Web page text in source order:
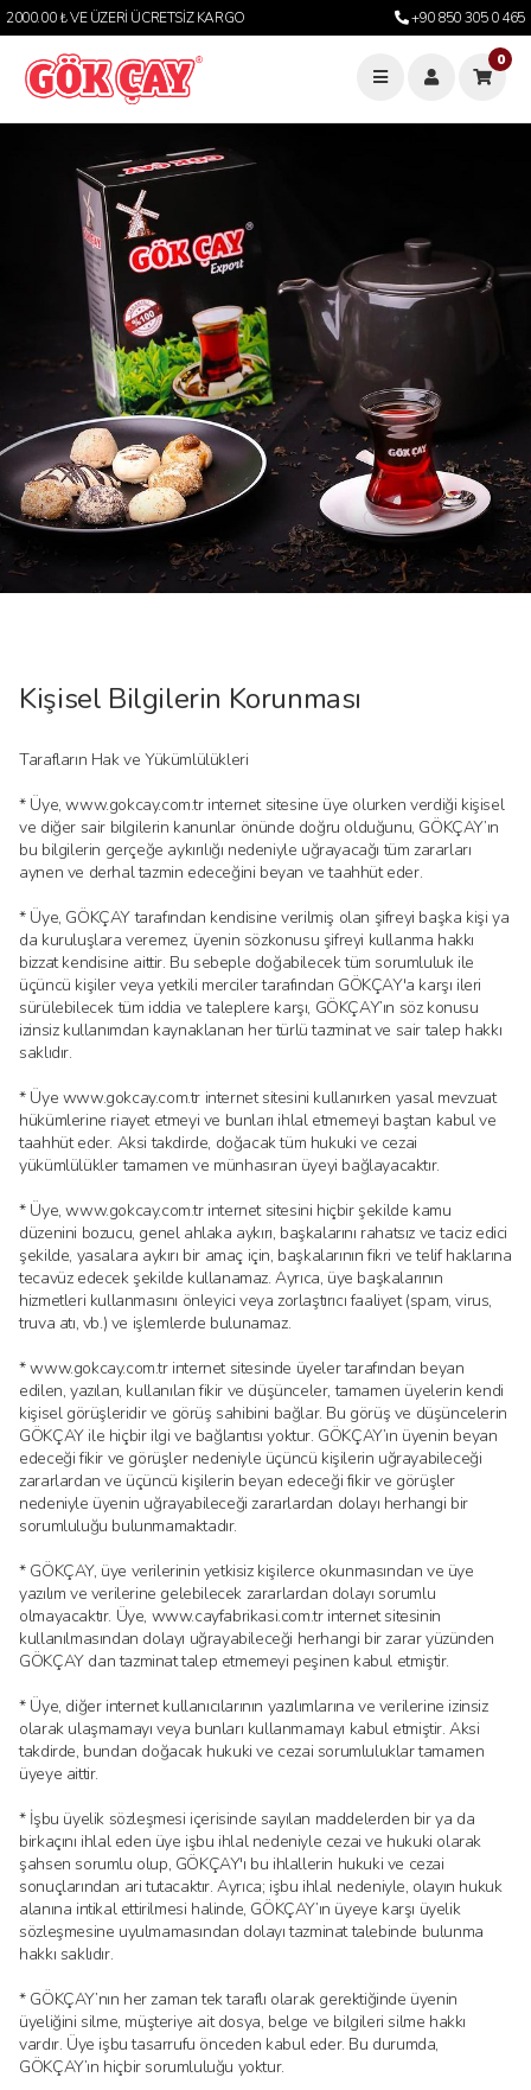
2000.00 ₺ VE ÜZERİ ÜCRETSİZ KARGO +90 850 305 0 465
0
Kişisel Bilgilerin Korunması
Tarafların Hak ve Yükümlülükleri
* Üye, www.gokcay.com.tr internet sitesine üye olurken verdiği kişisel
ve diğer sair bilgilerin kanunlar önünde doğru olduğunu, GÖKÇAY’ın
bu bilgilerin gerçeğe aykırılığı nedeniyle uğrayacağı tüm zararları
aynen ve derhal tazmin edeceğini beyan ve taahhüt eder.
* Üye, GÖKÇAY tarafından kendisine verilmiş olan şifreyi başka kişi ya
da kuruluşlara veremez, üyenin sözkonusu şifreyi kullanma hakkı
bizzat kendisine aittir. Bu sebeple doğabilecek tüm sorumluluk ile
üçüncü kişiler veya yetkili merciler tarafından GÖKÇAY'a karşı ileri
sürülebilecek tüm iddia ve taleplere karşı, GÖKÇAY’ın söz konusu
izinsiz kullanımdan kaynaklanan her türlü tazminat ve sair talep hakkı
saklıdır.
* Üye www.gokcay.com.tr internet sitesini kullanırken yasal mevzuat
hükümlerine riayet etmeyi ve bunları ihlal etmemeyi baştan kabul ve
taahhüt eder. Aksi takdirde, doğacak tüm hukuki ve cezai
yükümlülükler tamamen ve münhasıran üyeyi bağlayacaktır.
* Üye, www.gokcay.com.tr internet sitesini hiçbir şekilde kamu
düzenini bozucu, genel ahlaka aykırı, başkalarını rahatsız ve taciz edici
şekilde, yasalara aykırı bir amaç için, başkalarının fikri ve telif haklarına
tecavüz edecek şekilde kullanamaz. Ayrıca, üye başkalarının
hizmetleri kullanmasını önleyici veya zorlaştırıcı faaliyet (spam, virus,
truva atı, vb.) ve işlemlerde bulunamaz.
* www.gokcay.com.tr internet sitesinde üyeler tarafından beyan
edilen, yazılan, kullanılan fikir ve düşünceler, tamamen üyelerin kendi
kişisel görüşleridir ve görüş sahibini bağlar. Bu görüş ve düşüncelerin
GÖKÇAY ile hiçbir ilgi ve bağlantısı yoktur. GÖKÇAY’ın üyenin beyan
edeceği fikir ve görüşler nedeniyle üçüncü kişilerin uğrayabileceği
zararlardan ve üçüncü kişilerin beyan edeceği fikir ve görüşler
nedeniyle üyenin uğrayabileceği zararlardan dolayı herhangi bir
sorumluluğu bulunmamaktadır.
* GÖKÇAY, üye verilerinin yetkisiz kişilerce okunmasından ve üye
yazılım ve verilerine gelebilecek zararlardan dolayı sorumlu
olmayacaktır. Üye, www.cayfabrikasi.com.tr internet sitesinin
kullanılmasından dolayı uğrayabileceği herhangi bir zarar yüzünden
GÖKÇAY dan tazminat talep etmemeyi peşinen kabul etmiştir.
* Üye, diğer internet kullanıcılarının yazılımlarına ve verilerine izinsiz
olarak ulaşmamayı veya bunları kullanmamayı kabul etmiştir. Aksi
takdirde, bundan doğacak hukuki ve cezai sorumluluklar tamamen
üyeye aittir.
* İşbu üyelik sözleşmesi içerisinde sayılan maddelerden bir ya da
birkaçını ihlal eden üye işbu ihlal nedeniyle cezai ve hukuki olarak
şahsen sorumlu olup, GÖKÇAY'ı bu ihlallerin hukuki ve cezai
sonuçlarından ari tutacaktır. Ayrıca; işbu ihlal nedeniyle, olayın hukuk
alanına intikal ettirilmesi halinde, GÖKÇAY’ın üyeye karşı üyelik
sözleşmesine uyulmamasından dolayı tazminat talebinde bulunma
hakkı saklıdır.
* GÖKÇAY’nın her zaman tek taraflı olarak gerektiğinde üyenin
üyeliğini silme, müşteriye ait dosya, belge ve bilgileri silme hakkı
vardır. Üye işbu tasarrufu önceden kabul eder. Bu durumda,
GÖKÇAY’ın hiçbir sorumluluğu yoktur.